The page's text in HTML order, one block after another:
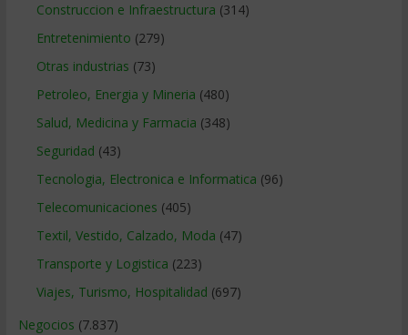
Construccion e Infraestructura (314)
Entretenimiento (279)
Otras industrias (73)
Petroleo, Energia y Mineria (480)
Salud, Medicina y Farmacia (348)
Seguridad (43)
Tecnologia, Electronica e Informatica (96)
Telecomunicaciones (405)
Textil, Vestido, Calzado, Moda (47)
Transporte y Logistica (223)
Viajes, Turismo, Hospitalidad (697)
Negocios (7.837)